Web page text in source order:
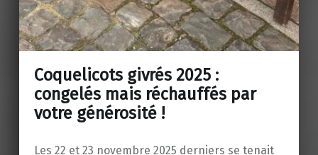
Coquelicots givrés 2025 :
congelés mais réchauffés par
votre générosité !
Les 22 et 23 novembre 2025 derniers se tenait